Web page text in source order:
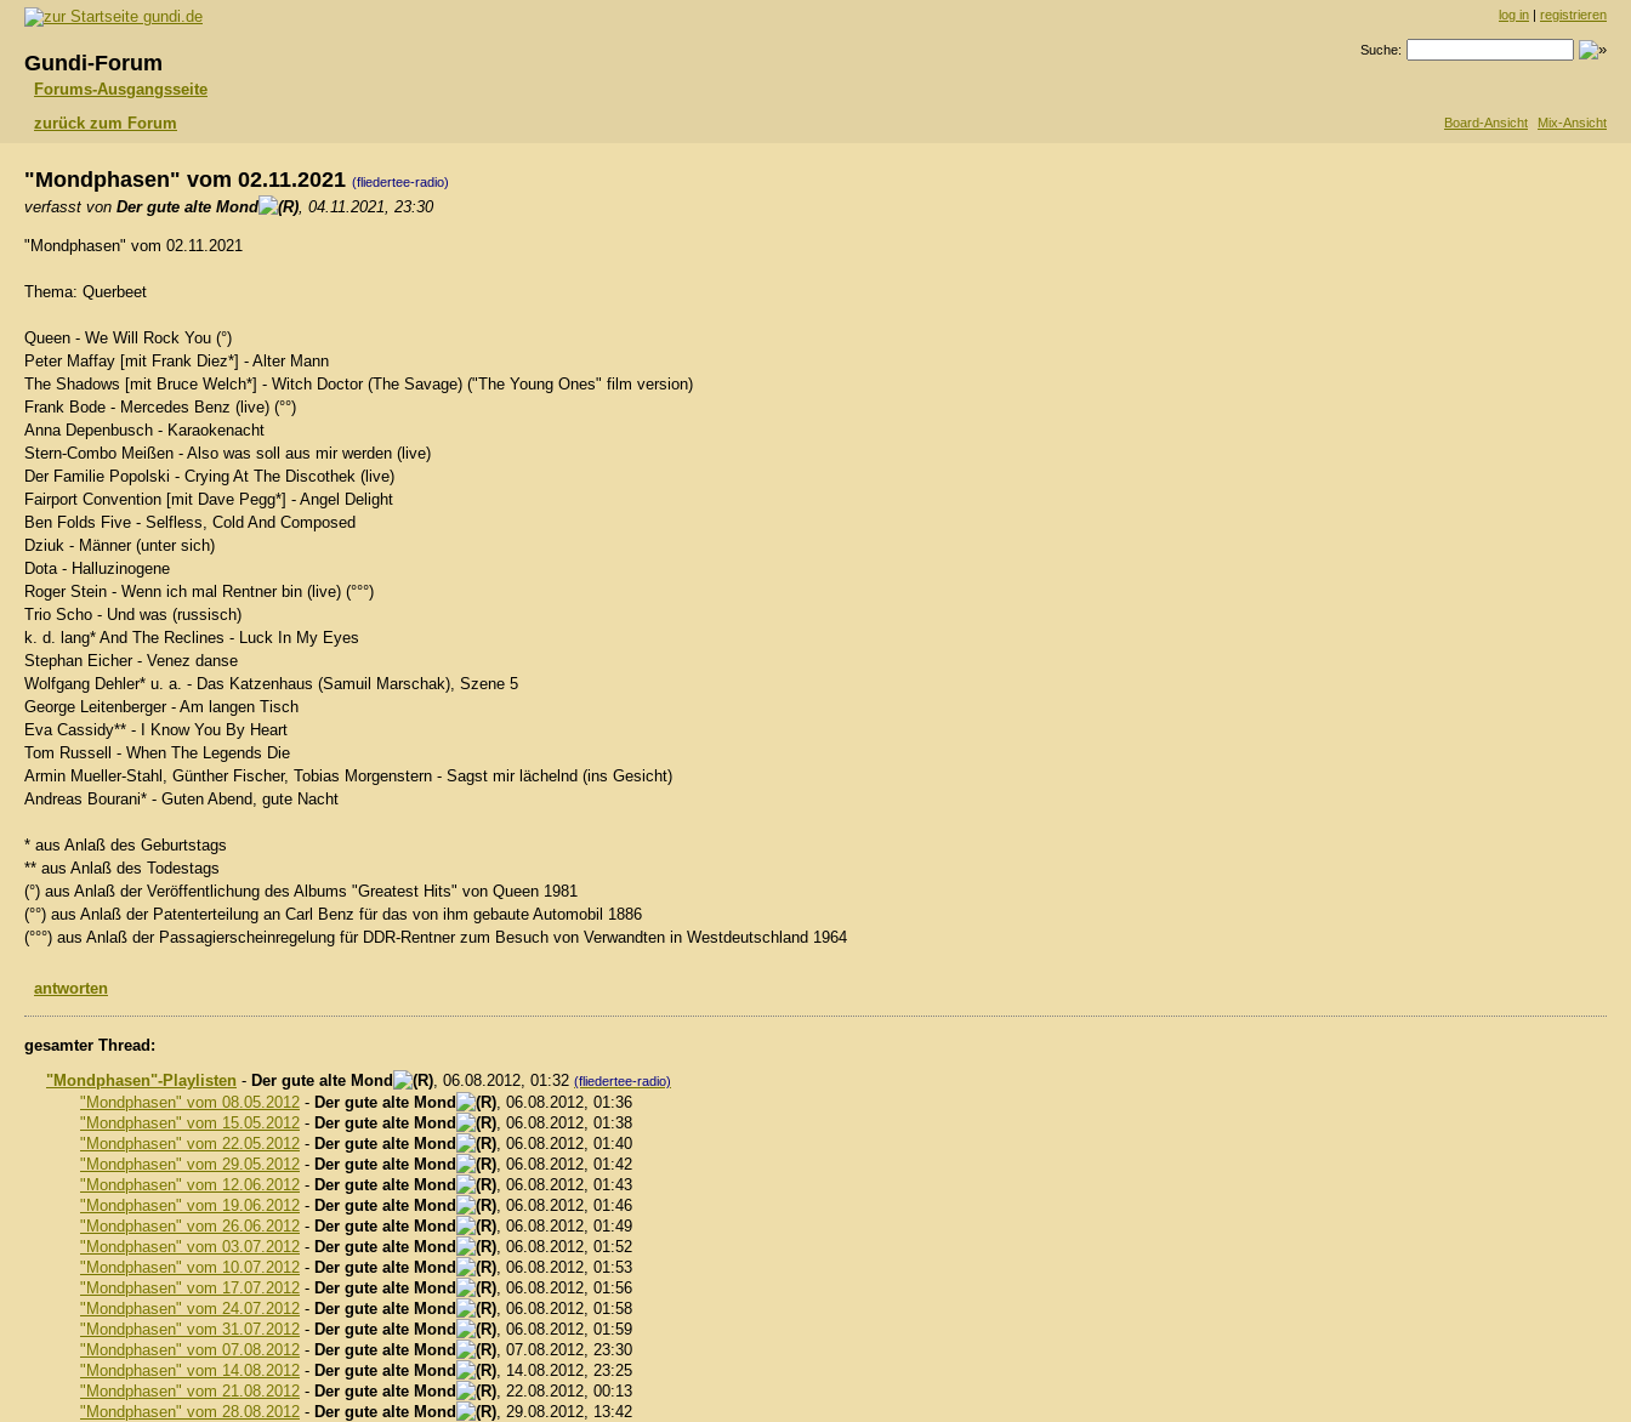
gundi.de
Gundi-Forum
Forums-Ausgangsseite
log in | registrieren
Suche:
zurück zum Forum Board-Ansicht Mix-Ansicht
"Mondphasen" vom 02.11.2021 (fliedertee-radio)
verfasst von Der gute alte Mond , 04.11.2021, 23:30
"Mondphasen" vom 02.11.2021
Thema: Querbeet
Queen - We Will Rock You (°)
Peter Maffay [mit Frank Diez*] - Alter Mann
The Shadows [mit Bruce Welch*] - Witch Doctor (The Savage) ("The Young Ones" film version)
Frank Bode - Mercedes Benz (live) (°°)
Anna Depenbusch - Karaokenacht
Stern-Combo Meißen - Also was soll aus mir werden (live)
Der Familie Popolski - Crying At The Discothek (live)
Fairport Convention [mit Dave Pegg*] - Angel Delight
Ben Folds Five - Selfless, Cold And Composed
Dziuk - Männer (unter sich)
Dota - Halluzinogene
Roger Stein - Wenn ich mal Rentner bin (live) (°°°)
Trio Scho - Und was (russisch)
k. d. lang* And The Reclines - Luck In My Eyes
Stephan Eicher - Venez danse
Wolfgang Dehler* u. a. - Das Katzenhaus (Samuil Marschak), Szene 5
George Leitenberger - Am langen Tisch
Eva Cassidy** - I Know You By Heart
Tom Russell - When The Legends Die
Armin Mueller-Stahl, Günther Fischer, Tobias Morgenstern - Sagst mir lächelnd (ins Gesicht)
Andreas Bourani* - Guten Abend, gute Nacht
* aus Anlaß des Geburtstags
** aus Anlaß des Todestags
(°) aus Anlaß der Veröffentlichung des Albums "Greatest Hits" von Queen 1981
(°°) aus Anlaß der Patenterteilung an Carl Benz für das von ihm gebaute Automobil 1886
(°°°) aus Anlaß der Passagierscheinregelung für DDR-Rentner zum Besuch von Verwandten in Westdeutschland 1964
antworten
gesamter Thread:
"Mondphasen"-Playlisten - Der gute alte Mond , 06.08.2012, 01:32 (fliedertee-radio)
"Mondphasen" vom 08.05.2012 - Der gute alte Mond
, 06.08.2012, 01:36
"Mondphasen" vom 15.05.2012 - Der gute alte Mond
, 06.08.2012, 01:38
"Mondphasen" vom 22.05.2012 - Der gute alte Mond
, 06.08.2012, 01:40
"Mondphasen" vom 29.05.2012 - Der gute alte Mond
, 06.08.2012, 01:42
"Mondphasen" vom 12.06.2012 - Der gute alte Mond
, 06.08.2012, 01:43
"Mondphasen" vom 19.06.2012 - Der gute alte Mond
, 06.08.2012, 01:46
"Mondphasen" vom 26.06.2012 - Der gute alte Mond
, 06.08.2012, 01:49
"Mondphasen" vom 03.07.2012 - Der gute alte Mond
, 06.08.2012, 01:52
"Mondphasen" vom 10.07.2012 - Der gute alte Mond
, 06.08.2012, 01:53
"Mondphasen" vom 17.07.2012 - Der gute alte Mond
, 06.08.2012, 01:56
"Mondphasen" vom 24.07.2012 - Der gute alte Mond
, 06.08.2012, 01:58
"Mondphasen" vom 31.07.2012 - Der gute alte Mond
, 06.08.2012, 01:59
"Mondphasen" vom 07.08.2012 - Der gute alte Mond
, 07.08.2012, 23:30
"Mondphasen" vom 14.08.2012 - Der gute alte Mond
, 14.08.2012, 23:25
"Mondphasen" vom 21.08.2012 - Der gute alte Mond
, 22.08.2012, 00:13
"Mondphasen" vom 28.08.2012 - Der gute alte Mond
, 29.08.2012, 13:42